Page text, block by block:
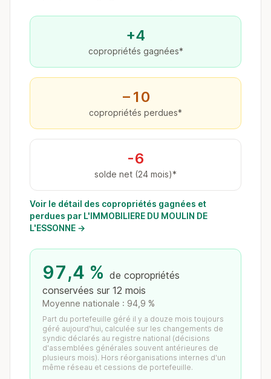
+4
copropriétés gagnées*
−10
copropriétés perdues*
-6
solde net (24 mois)*
Voir le détail des copropriétés gagnées et
perdues par L'IMMOBILIERE DU MOULIN DE
L'ESSONNE →
97,4 % de copropriétés
conservées sur 12 mois
Moyenne nationale : 94,9 %
Part du portefeuille géré il y a douze mois toujours
géré aujourd'hui, calculée sur les changements de
syndic déclarés au registre national (décisions
d'assemblées générales souvent antérieures de
plusieurs mois). Hors réorganisations internes d'un
même réseau et cessions de portefeuille.